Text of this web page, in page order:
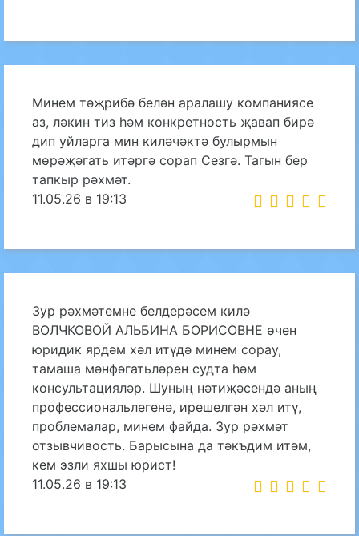
Минем тәҗрибә белән аралашу компаниясе
аз, ләкин тиз һәм конкретность җавап бирә
дип уйларга мин киләчәктә булырмын
мөрәҗәгать итәргә сорап Сезгә. Тагын бер
тапкыр рәхмәт.
11.05.26 в 19:13
Зур рәхмәтемне белдерәсем килә
ВОЛЧКОВОЙ АЛЬБИНА БОРИСОВНЕ өчен
юридик ярдәм хәл итүдә минем сорау,
тамаша мәнфәгатьләрен судта һәм
консультацияләр. Шуның нәтиҗәсендә аның
профессиональлегенә, ирешелгән хәл итү,
проблемалар, минем файда. Зур рәхмәт
отзывчивость. Барысына да тәкъдим итәм,
кем эзли яхшы юрист!
11.05.26 в 19:13